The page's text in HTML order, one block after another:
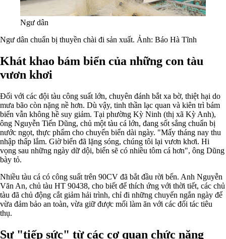
Ngư dân
Ngư dân chuẩn bị thuyền chài đi sản xuất. Ảnh: Báo Hà Tĩnh
Khát khao bám biển của những con tàu
vươn khơi
Đối với các đội tàu công suất lớn, chuyên đánh bắt xa bờ, thiệt hại do
mưa bão còn nặng nề hơn. Dù vậy, tinh thần lạc quan và kiên trì bám
biển vẫn không hề suy giảm. Tại phường Kỳ Ninh (thị xã Kỳ Anh),
ông Nguyễn Tiến Dũng, chủ một tàu cá lớn, đang sốt sắng chuẩn bị
nước ngọt, thực phẩm cho chuyến biển dài ngày. "Mấy tháng nay thu
nhập thấp lắm. Giờ biển đã lặng sóng, chúng tôi lại vươn khơi. Hi
vọng sau những ngày dữ dội, biển sẽ có nhiều tôm cá hơn", ông Dũng
bày tỏ.
Nhiều tàu cá có công suất trên 90CV đã bắt đầu rời bến. Anh Nguyễn
Văn An, chủ tàu HT 90438, cho biết để thích ứng với thời tiết, các chủ
tàu đã chủ động cắt giảm hải trình, chỉ đi những chuyến ngắn ngày để
vừa đảm bảo an toàn, vừa giữ được mối làm ăn với các đối tác tiêu
thụ.
Sự "tiếp sức" từ các cơ quan chức năng